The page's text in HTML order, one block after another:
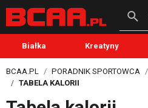
Białka Kreatyny
BCAA.PL PORADNIK SPORTOWCA
TABELA KALORII